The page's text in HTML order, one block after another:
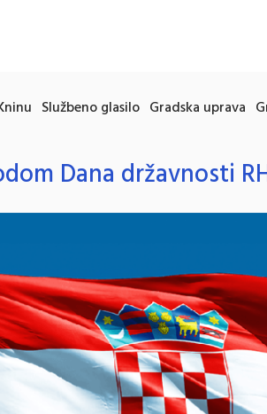
Službeno glasilo Gradska uprava
Dana državnosti